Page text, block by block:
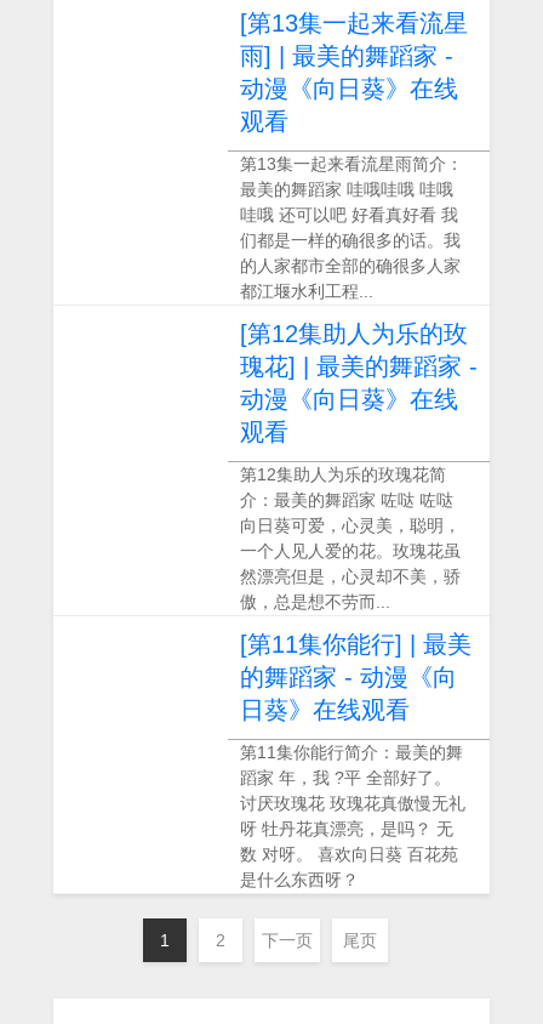
[第13集一起来看流星
雨] | 最美的舞蹈家 -
动漫《向日葵》在线
观看
第13集一起来看流星雨简介：
最美的舞蹈家 哇哦哇哦 哇哦
哇哦 还可以吧 好看真好看 我
们都是一样的确很多的话。我
的人家都市全部的确很多人家
都江堰水利工程...
[第12集助人为乐的玫
瑰花] | 最美的舞蹈家 -
动漫《向日葵》在线
观看
第12集助人为乐的玫瑰花简
介：最美的舞蹈家 咗哒 咗哒
向日葵可爱，心灵美，聪明，
一个人见人爱的花。玫瑰花虽
然漂亮但是，心灵却不美，骄
傲，总是想不劳而...
[第11集你能行] | 最美
的舞蹈家 - 动漫《向
日葵》在线观看
第11集你能行简介：最美的舞
蹈家 年，我 ?平 全部好了。
讨厌玫瑰花 玫瑰花真傲慢无礼
呀 牡丹花真漂亮，是吗？ 无
数 对呀。 喜欢向日葵 百花苑
是什么东西呀？
1 2 下一页 尾页